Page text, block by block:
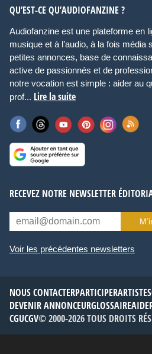
QU’EST-CE QU’AUDIOFANZINE ?
Audiofanzine est une plateforme en
musique et à l’audio, à la fois média
petites annonces, base de
active de passionnés et de
notre vocation est simple : aider au
prof... Lire la suite
RECEVEZ NOTRE NEWSLETTER
Voir les précédentes newsletters
NOUS CONTACTERPARTICIPERARTISTES
DEVENIR ANNONCEURGLOSSAIREAIDE
CGUCGV© 2000-2026 TOUS DROITS